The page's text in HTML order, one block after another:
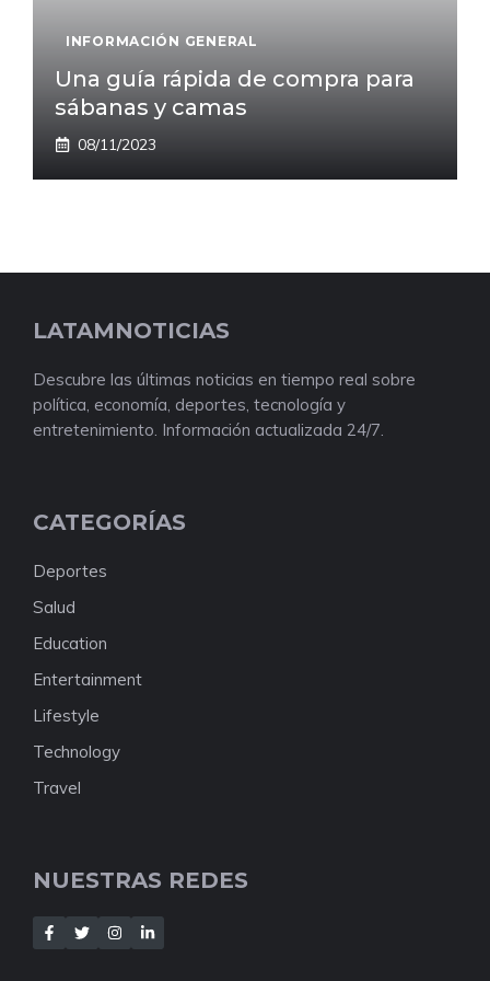
INFORMACIÓN GENERAL
Una guía rápida de compra para
sábanas y camas
08/11/2023
LATAMNOTICIAS
Descubre las últimas noticias en tiempo real sobre
política, economía, deportes, tecnología y
entretenimiento. Información actualizada 24/7.
CATEGORÍAS
Deportes
Salud
Education
Entertainment
Lifestyle
Technology
Travel
NUESTRAS REDES